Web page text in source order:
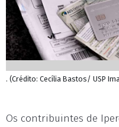
. (Crédito: Cecília Bastos/ USP
Os contribuintes de